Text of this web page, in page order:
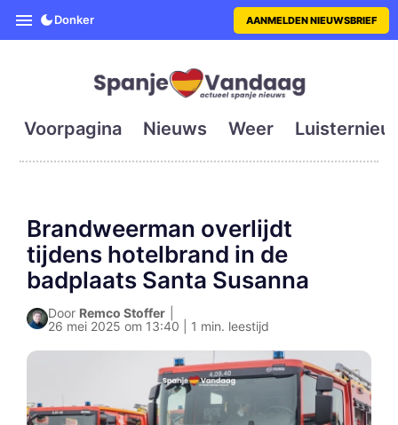
SpanjeVandaag is de eerste
Donker AANMELDEN NIEUWSBRIEF
Voorpagina Nieuws Weer
Brandweerman overlijdt
tijdens hotelbrand in de
badplaats Santa Susanna
Door Remco Stoffer
26 mei 2025 om 13:40 | 1 min. leestijd